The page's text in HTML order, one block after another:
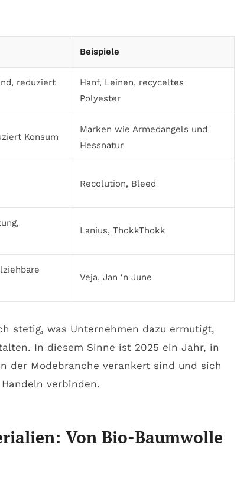
Beispiele
reduziert
Hanf, Leinen, recyceltes
Polyester
Konsum
Marken wie Armedangels und
Hessnatur
Recolution, Bleed
Lanius, ThokkThokk
Veja, Jan ‘n June
stetig, was Unternehmen dazu ermutigt,
In diesem Sinne ist 2025 ein Jahr, in
der Modebranche verankert sind und sich
verbinden.
Von Bio-Baumwolle